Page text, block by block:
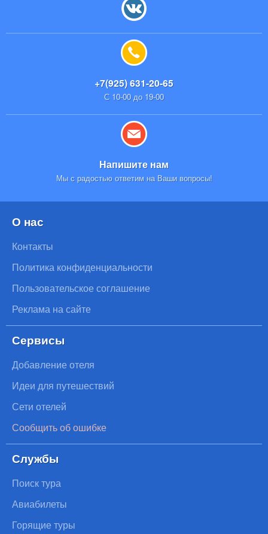
+7(925) 631-20-65
С 10-00 до 19-00
Напишите нам
Мы с радостью ответим на Ваши вопросы!
О нас
Контакты
Политика конфиденциальности
Пользовательское соглашение
Реклама на сайте
Сервисы
Добавление отеля
Идеи для путешествий
Сети отелей
Сообщить об ошибке
Службы
Поиск тура
Авиабилеты
Горящие туры